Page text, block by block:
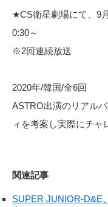
★CS衛星劇場にて、9
0:30～
※2回連続放送
2020年/韓国/全6回
ASTRO出演のリアル
ィを考案し実際にチャ
関連記事
SUPER JUNIOR-D&E